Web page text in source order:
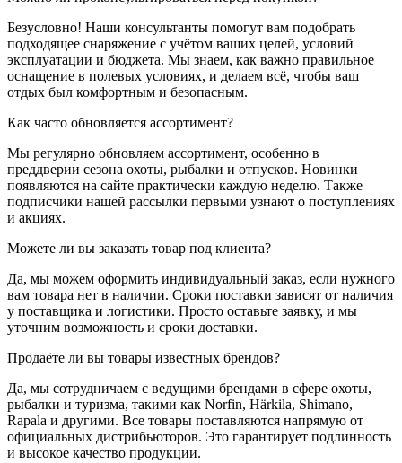
Безусловно! Наши консультанты помогут вам подобрать
подходящее снаряжение с учётом ваших целей, условий
эксплуатации и бюджета. Мы знаем, как важно правильное
оснащение в полевых условиях, и делаем всё, чтобы ваш
отдых был комфортным и безопасным.
Как часто обновляется ассортимент?
Мы регулярно обновляем ассортимент, особенно в
преддверии сезона охоты, рыбалки и отпусков. Новинки
появляются на сайте практически каждую неделю. Также
подписчики нашей рассылки первыми узнают о поступлениях
и акциях.
Можете ли вы заказать товар под клиента?
Да, мы можем оформить индивидуальный заказ, если нужного
вам товара нет в наличии. Сроки поставки зависят от наличия
у поставщика и логистики. Просто оставьте заявку, и мы
уточним возможность и сроки доставки.
Продаёте ли вы товары известных брендов?
Да, мы сотрудничаем с ведущими брендами в сфере охоты,
рыбалки и туризма, такими как Norfin, Härkila, Shimano,
Rapala и другими. Все товары поставляются напрямую от
официальных дистрибьюторов. Это гарантирует подлинность
и высокое качество продукции.